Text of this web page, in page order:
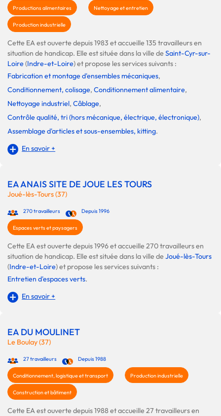
Productions alimentaires Nettoyage et entretien
Production industrielle
Cette EA est ouverte depuis 1983 et accueille 135 travailleurs en
situation de handicap. Elle est située dans la ville deSaint-Cyr-sur-
Loire(Indre-et-Loire) et propose les services suivants :
Fabrication et montage d'ensembles mécaniques,
Conditionnement, colisage, Conditionnement alimentaire,
Nettoyage industriel, Câblage,
Contrôle qualité, tri (hors mécanique, électrique, électronique),
Assemblage d'articles et sous-ensembles, kitting.
En savoir +
EA ANAIS SITE DE JOUE LES TOURS
Joué-lès-Tours (37)
270 travailleurs Depuis 1996
Espaces verts et paysagers
Cette EA est ouverte depuis 1996 et accueille 270 travailleurs en
situation de handicap. Elle est située dans la ville deJoué-lès-Tours
(Indre-et-Loire) et propose les services suivants :
Entretien d'espaces verts.
En savoir +
EA DU MOULINET
Le Boulay (37)
27 travailleurs Depuis 1988
Conditionnement, logistique et transport Production industrielle
Construction et bâtiment
Cette EA est ouverte depuis 1988 et accueille 27 travailleurs en